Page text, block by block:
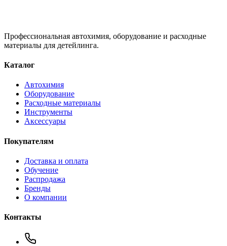
Профессиональная автохимия, оборудование и расходные
материалы для детейлинга.
Каталог
Автохимия
Оборудование
Расходные материалы
Инструменты
Аксессуары
Покупателям
Доставка и оплата
Обучение
Распродажа
Бренды
О компании
Контакты